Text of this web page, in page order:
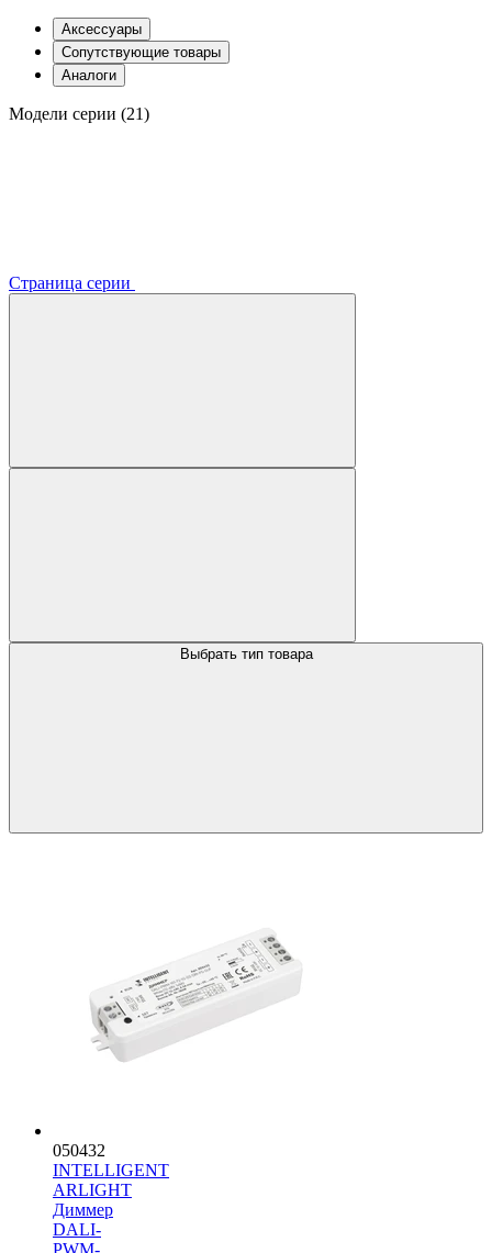
Аксессуары
Сопутствующие товары
Аналоги
Модели серии (21)
Страница серии
Выбрать тип товара
050432
INTELLIGENT
ARLIGHT
Диммер
DALI-
PWM-